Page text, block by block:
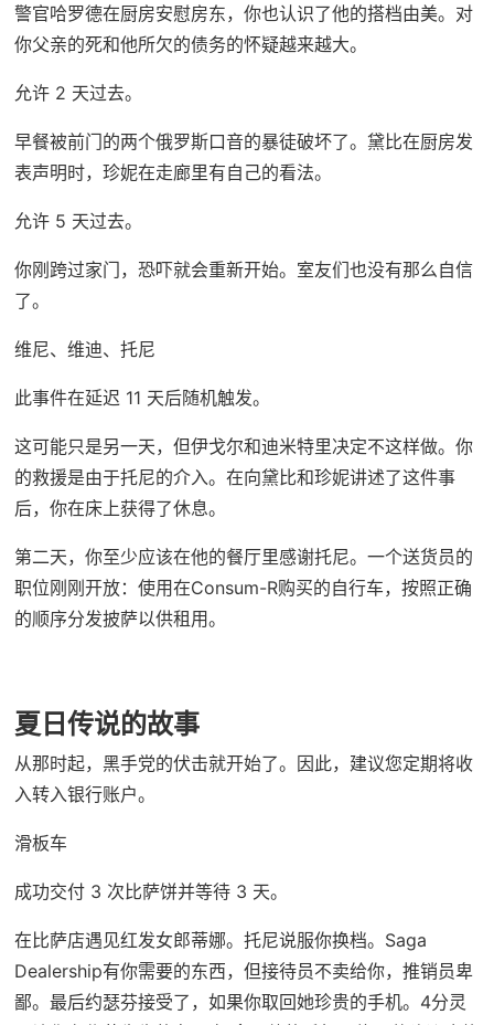
警官哈罗德在厨房安慰房东，你也认识了他的搭档由美。对
你父亲的死和他所欠的债务的怀疑越来越大。
允许 2 天过去。
早餐被前门的两个俄罗斯口音的暴徒破坏了。黛比在厨房发
表声明时，珍妮在走廊里有自己的看法。
允许 5 天过去。
你刚跨过家门，恐吓就会重新开始。室友们也没有那么自信
了。
维尼、维迪、托尼
此事件在延迟 11 天后随机触发。
这可能只是另一天，但伊戈尔和迪米特里决定不这样做。你
的救援是由于托尼的介入。在向黛比和珍妮讲述了这件事
后，你在床上获得了休息。
第二天，你至少应该在他的餐厅里感谢托尼。一个送货员的
职位刚刚开放：使用在Consum-R购买的自行车，按照正确
的顺序分发披萨以供租用。
夏日传说的故事
从那时起，黑手党的伏击就开始了。因此，建议您定期将收
入转入银行账户。
滑板车
成功交付 3 次比萨饼并等待 3 天。
在比萨店遇见红发女郎蒂娜。托尼说服你换档。Saga
Dealership有你需要的东西，但接待员不卖给你，推销员卑
鄙。最后约瑟芬接受了，如果你取回她珍贵的手机。4分灵